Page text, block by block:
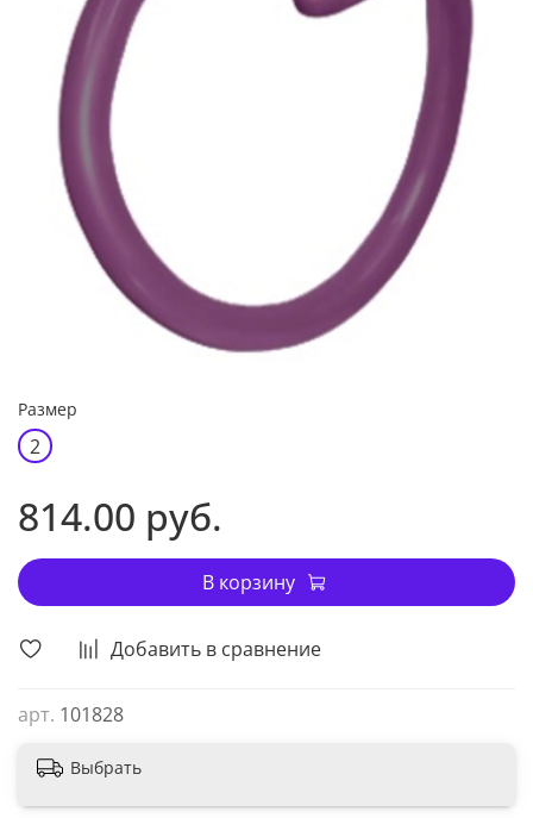
Добавить в сравнение
арт. 101828
Размер
2
814.00 руб.
В корзину
Выбрать